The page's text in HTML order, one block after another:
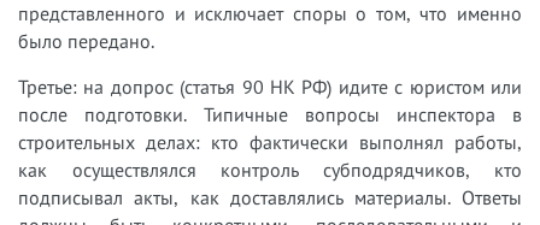
представленного и исключает споры о том, что именно
было передано.
Третье: на допрос (статья 90 НК РФ) идите с юристом или
после подготовки. Типичные вопросы инспектора в
строительных делах: кто фактически выполнял работы,
как осуществлялся контроль субподрядчиков, кто
подписывал акты, как доставлялись материалы. Ответы